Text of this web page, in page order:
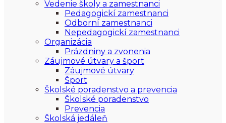
Vedenie školy a zamestnanci
Pedagogickí zamestnanci
Odborní zamestnanci
Nepedagogickí zamestnanci
Organizácia
Prázdniny a zvonenia
Záujmové útvary a šport
Záujmové útvary
Šport
Školské poradenstvo a prevencia
Školské poradenstvo
Prevencia
Školská jedáleň